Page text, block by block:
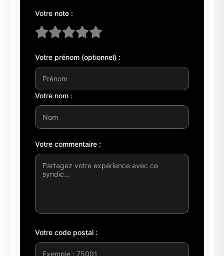
Votre note :
Votre prénom (optionnel) :
Votre nom :
Votre commentaire :
Votre code postal :